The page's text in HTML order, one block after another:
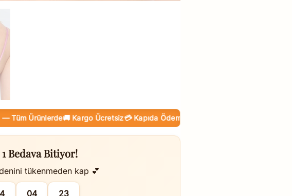
Ürünlerde🚚 Kargo Ücretsiz💳 Kapıda Ödeme (Nakit / KK)
1 Bedava Bitiyor!
tükenmeden kap 💕
04 22